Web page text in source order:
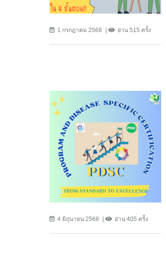
1 กรกฎาคม 2568 อ่าน 515 ครั้ง
4 มิถุนายน 2568 อ่าน 405 ครั้ง